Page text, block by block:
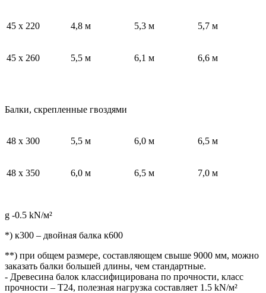
45 х 220 4,8 м 5,3 м 5,7 м
45 х 260 5,5 м 6,1 м 6,6 м
Балки, скрепленные гвоздями
48 х 300 5,5 м 6,0 м 6,5 м
48 х 350 6,0 м 6,5 м 7,0 м
g -0.5 kN/м²
*) к300 – двойная балка к600
**) при общем размере, составляющем свыше 9000 мм, можно
заказать балки большей длины, чем стандартные.
- Древесина балок классифицирована по прочности, класс
прочности – Т24, полезная нагрузка составляет 1.5 kN/м²